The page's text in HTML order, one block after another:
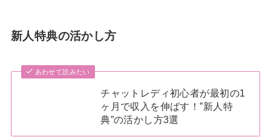
新人特典の活かし方
あわせて読みたい
チャットレディ初心者が最初の1
ヶ月で収入を伸ばす！”新人特
典”の活かし方3選